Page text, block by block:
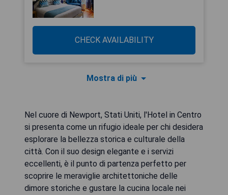
CHECK AVAILABILITY
Mostra di più
Nel cuore di Newport, Stati Uniti, l'Hotel in Centro
si presenta come un rifugio ideale per chi desidera
esplorare la bellezza storica e culturale della
città. Con il suo design elegante e i servizi
eccellenti, è il punto di partenza perfetto per
scoprire le meraviglie architettoniche delle
dimore storiche e gustare la cucina locale nei